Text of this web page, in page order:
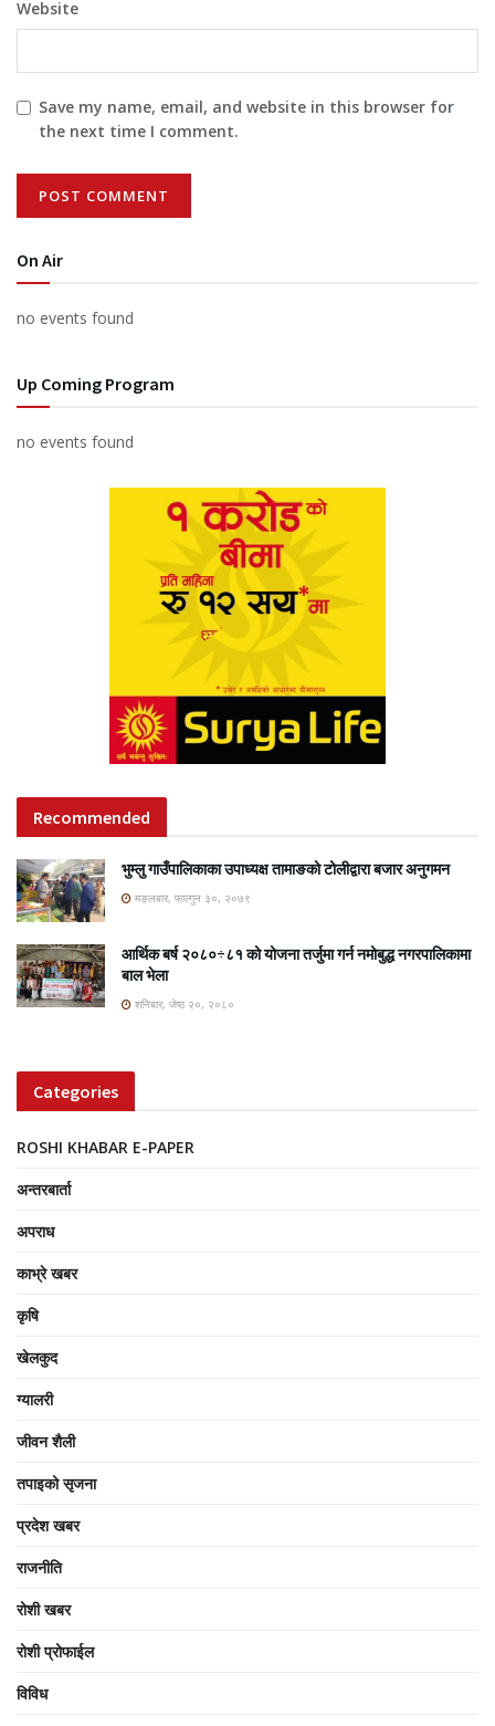
Website
Save my name, email, and website in this browser for
the next time I comment.
On Air
no events found
Up Coming Program
no events found
Recommended
भुम्लु गाउँपालिकाका उपाध्यक्ष तामाङको टोलीद्वारा बजार अनुगमन
मङ्लबार, फाल्गुन ३०, २०७९
आर्थिक बर्ष २०८०÷८१ को योजना तर्जुमा गर्न नमोबुद्ध नगरपालिकामा
बाल भेला
शनिबार, जेष्ठ २०, २०८०
Categories
ROSHI KHABAR E-PAPER
अन्तरबार्ता
अपराध
काभ्रे खबर
कृषि
खेलकुद
ग्यालरी
जीवन शैली
तपाइको सृजना
प्रदेश खबर
राजनीति
रोशी खबर
रोशी प्रोफाईल
विविध